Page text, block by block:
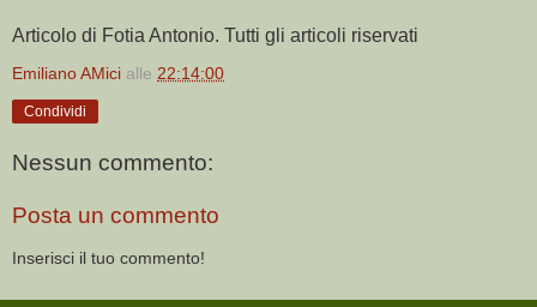
Articolo di Fotia Antonio. Tutti gli articoli riservati
Emiliano AMici alle 22:14:00
Condividi
Nessun commento:
Posta un commento
Inserisci il tuo commento!